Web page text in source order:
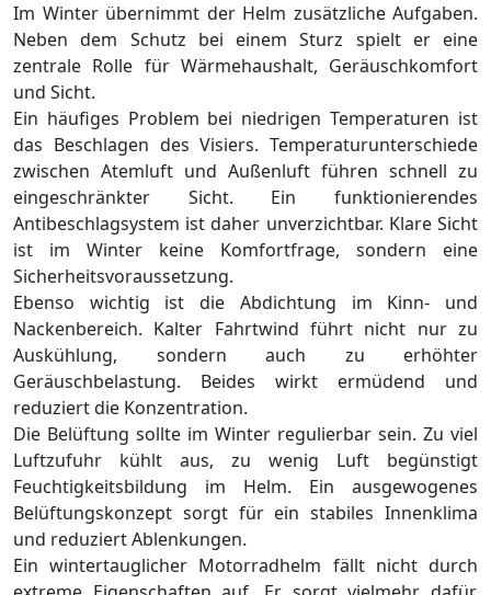
Im Winter übernimmt der Helm zusätzliche Aufgaben.
Neben dem Schutz bei einem Sturz spielt er eine
zentrale Rolle für Wärmehaushalt, Geräuschkomfort
und Sicht.
Ein häufiges Problem bei niedrigen Temperaturen ist
das Beschlagen des Visiers. Temperaturunterschiede
zwischen Atemluft und Außenluft führen schnell zu
eingeschränkter Sicht. Ein funktionierendes
Antibeschlagsystem ist daher unverzichtbar. Klare Sicht
ist im Winter keine Komfortfrage, sondern eine
Sicherheitsvoraussetzung.
Ebenso wichtig ist die Abdichtung im Kinn- und
Nackenbereich. Kalter Fahrtwind führt nicht nur zu
Auskühlung, sondern auch zu erhöhter
Geräuschbelastung. Beides wirkt ermüdend und
reduziert die Konzentration.
Die Belüftung sollte im Winter regulierbar sein. Zu viel
Luftzufuhr kühlt aus, zu wenig Luft begünstigt
Feuchtigkeitsbildung im Helm. Ein ausgewogenes
Belüftungskonzept sorgt für ein stabiles Innenklima
und reduziert Ablenkungen.
Ein wintertauglicher Motorradhelm fällt nicht durch